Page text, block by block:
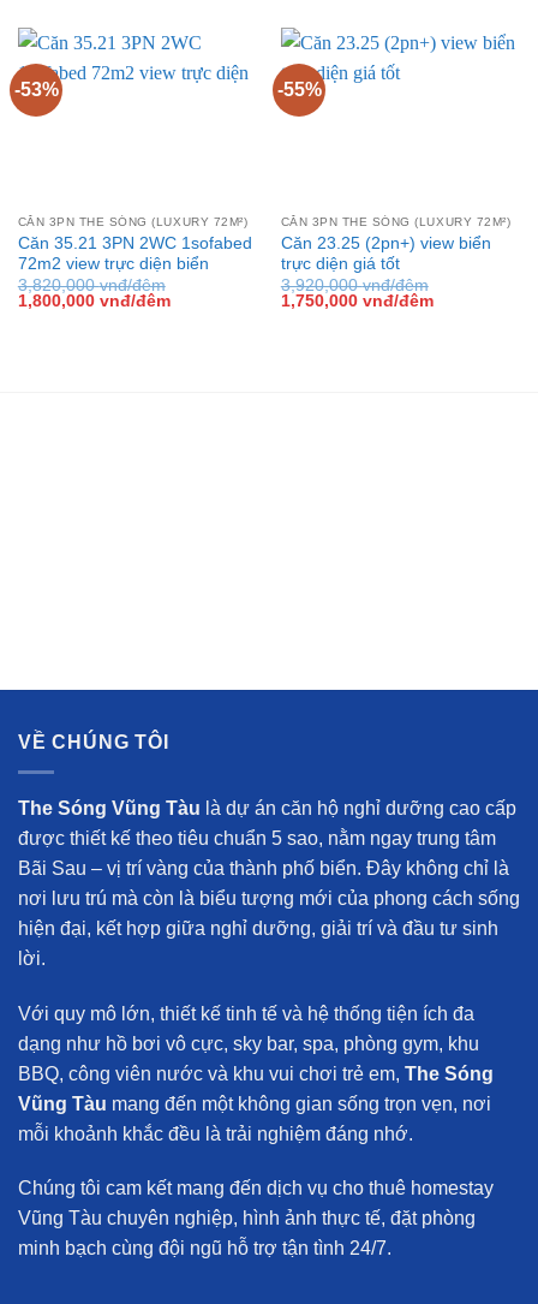
-53%
CĂN 3PN THE SÓNG (LUXURY 72M²)
Căn 35.21 3PN 2WC 1sofabed
72m2 view trực diện biển
3,820,000vnđ/đêm
Giá
1,800,000 vnđ/đêmGiá
-55%
CĂN 3PN THE SÓNG (LUXURY 72M²)
Căn 23.25 (2pn+) view biển
trực diện giá tốt
3,920,000vnđ/đêm
Giá
1,750,000 vnđ/đêmGiá
VỀ CHÚNG TÔI
The Sóng Vũng Tàu là dự án căn hộ nghỉ dưỡng cao cấp
được thiết kế theo tiêu chuẩn 5 sao, nằm ngay trung tâm
Bãi Sau – vị trí vàng của thành phố biển. Đây không chỉ là
nơi lưu trú mà còn là biểu tượng mới của phong cách sống
hiện đại, kết hợp giữa nghỉ dưỡng, giải trí và đầu tư sinh
lời.
Với quy mô lớn, thiết kế tinh tế và hệ thống tiện ích đa
dạng như hồ bơi vô cực, sky bar, spa, phòng gym, khu
BBQ, công viên nước và khu vui chơi trẻ em, The Sóng
Vũng Tàu mang đến một không gian sống trọn vẹn, nơi
mỗi khoảnh khắc đều là trải nghiệm đáng nhớ.
Chúng tôi cam kết mang đến dịch vụ cho thuê homestay
Vũng Tàu chuyên nghiệp, hình ảnh thực tế, đặt phòng
minh bạch cùng đội ngũ hỗ trợ tận tình 24/7.